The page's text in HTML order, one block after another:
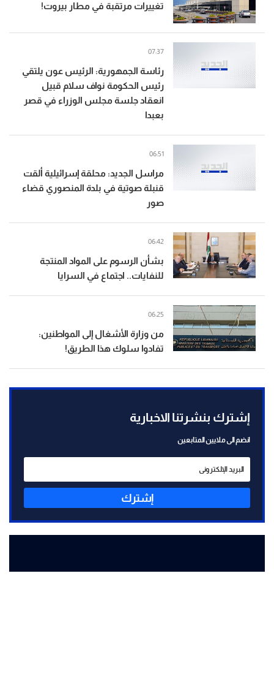
تغييرات مرتقبة في مطار بيروت!
رئاسة الجمهورية: الرئيس عون يلتقي
رئيس الحكومة نواف سلام قبيل
انعقاد جلسة مجلس الوزراء في قصر
بعبدا
07:37
مراسل الجديد: محلقة إسرائيلية ألقت
قنبلة صوتية في بلدة المنصوري قضاء
صور
06:51
بشأن الرسوم على المواد المنتجة
للنفايات.. اجتماع في السرايا
06:42
من وزارة الأشغال إلى المواطنين:
تفادوا سلوك هذا الطريق!
06:25
إشترك بنشرتنا الاخبارية
انضم الى ملايين المتابعين
إشترك